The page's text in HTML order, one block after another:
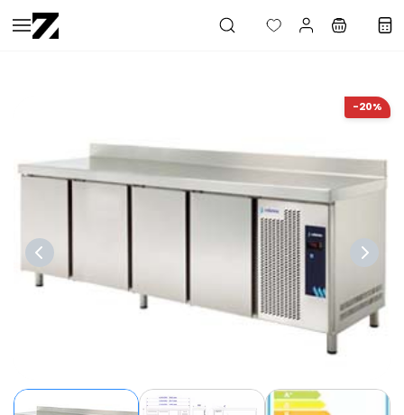
Saltar al
contenido
-20%